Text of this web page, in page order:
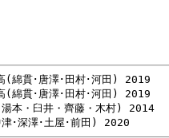
(綿貫･唐澤･田村･河田) 2019
(綿貫･唐澤･田村･河田) 2019
本・臼井・齊藤・木村) 2014